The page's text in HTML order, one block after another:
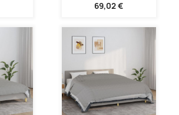
69,02 €